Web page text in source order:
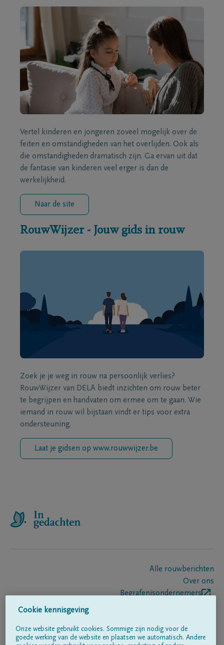
Vertel kinderen en jongeren zoveel mogelijk over de
feiten en omstandigheden van het overlijden. Ook als
die omstandigheden dramatisch zijn. Ga ervan uit dat
de fantasie van kinderen veel erger is dan de
werkelijkheid.
Naar de site
RouwWijzer - Jouw gids in rouw
Zoek je je weg in rouw na persoonlijk verlies?
RouwWijzer van DELA biedt inzichten om rouw beter
te begrijpen en handvaten om ermee om te gaan. Wie
iemand in rouw wil bijstaan vindt er tips voor extra
ondersteuning.
Laat je gidsen op www.rouwwijzer.be
Alle rouwberichten
Over ons
Begrafenisondernemers
Volg ons op
Cookie kennisgeving
Onze website gebruikt cookies. Sommige zijn nodig voor de
goede werking van de website en plaatsen we automatisch. Andere